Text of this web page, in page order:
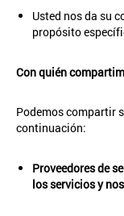
Usted nos da su
propósito
Con quién
Podemos compartir
continuación:
Proveedores de
los servicios y